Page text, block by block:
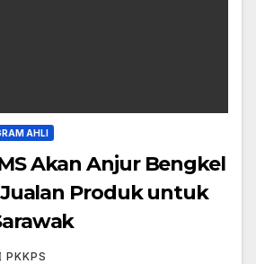
AHLI
Akan Anjur Bengkel
Jualan Produk untuk
PKKPS